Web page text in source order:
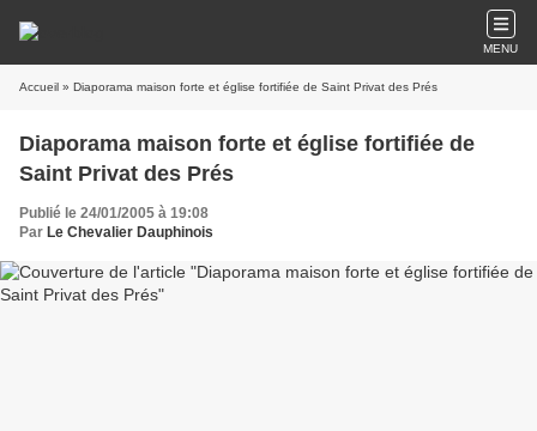
MENU
Accueil » Diaporama maison forte et église fortifiée de Saint Privat des Prés
Diaporama maison forte et église fortifiée de
Saint Privat des Prés
Publié le 24/01/2005 à 19:08
Par Le Chevalier Dauphinois